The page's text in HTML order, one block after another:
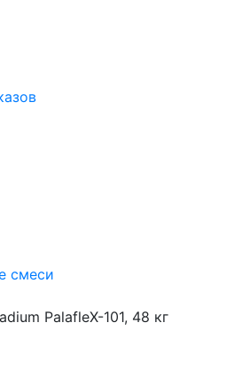
смеси
PalafleX-101, 48 кг